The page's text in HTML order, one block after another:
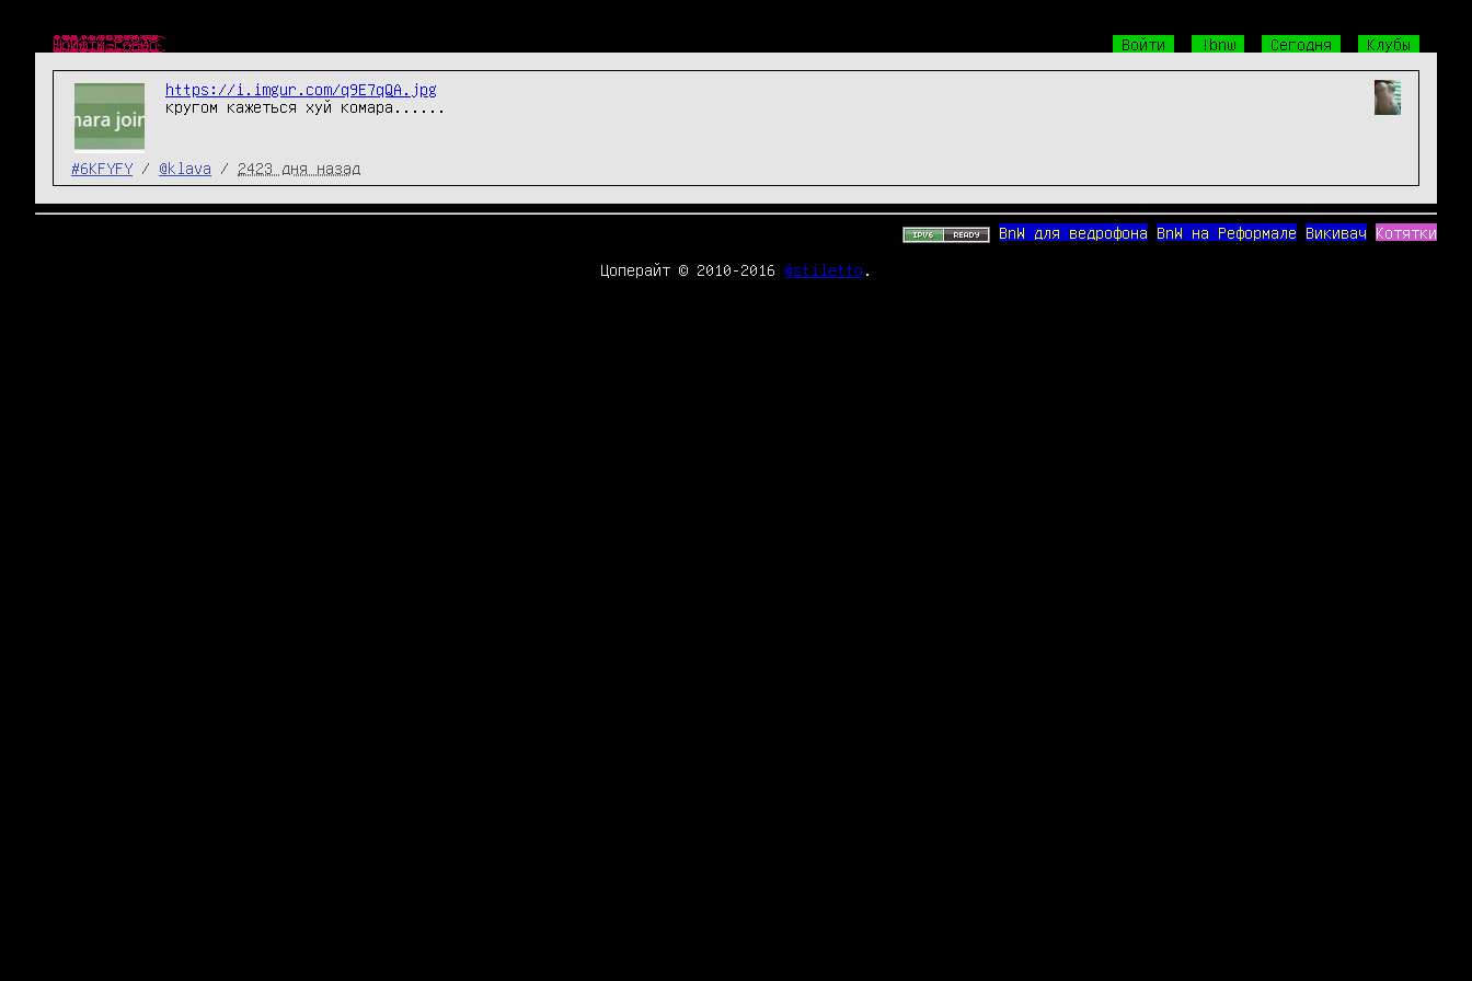
Ш̴̴̜̥͍͕̼̙̱͙͎͍̘̀̐̔́̾̃͒̈̔̎́́͜р̧̛̺͖͖̯̖ͧͤ͋̅̽ͧ̈̐̽̆̐͋ͤͦͬ͛̃̑͞͞и̒ͥͤͯ͂ͣ̐̉̑ͫ̉̑҉̛͏̸̻͕͇͚̤͕̯̱̳͉ͅф̴̴̡̟̞͙̙̻͍̦͔̤̞̔̓́̍͗̚͢͞ͅт̨̐ͫ̂͊̄̃ͥͪ͏̫̺͍̞̼͈̩̥̜͔͜͜ы̸̴̱̺̼̠̦͍͍͍̱̖͔̖̱͉̅͑͌͒ͫ͒̀ͥ͐ͤ̅͘̕.̵̴̡̭̼̮͖͈̙͖͖̲̮̬͍͙̼̯̦̮̮ͦ̆̀̑̌ͮͧͣͯ̔̂́͟г͌ͮ̏̈͂ͯ̚҉̛̙̬̘̲̗͇͕̠̙͙̼̩͚̀͘͞ͅо̷̥̯̘̓ͤ̽͒̋̉̀̂̄̒̓̊ͨ͛́̌ͤ̂̀͠в̶̒͒̓̏̓̚҉̛̙̘̺̰̮̼̟̼̥̟̘̠̜͜н̸̷̸̲̝͈͙̰̟̻̟̰̜̟̗͎̻̻͍̿̔̃ͨ͑о̔̀̋ͫ̇̿̐ͫ͌͗ͩ҉̨̜̙̙͈͍̮̮̼̙̘̞̕͜͡ Войти !bnw Сегодня Клубы
https://i.imgur.com/q9E7qQA.jpg
кругом кажеться хуй комара......
#6KFYFY / @klava / 2423 дня назад
BnW для ведрофона BnW на Реформале Викивач Котятки
Цоперайт © 2010-2016 @stiletto